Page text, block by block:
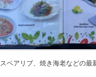
スペアリブ、焼き海老などの最